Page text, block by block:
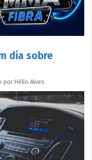
dia sobre
porHélio Alves